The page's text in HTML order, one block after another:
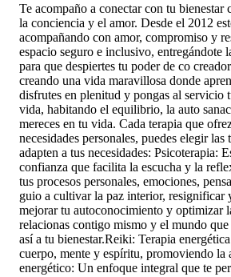
Te acompaño a conectar con tu bienestar
la conciencia y el amor. Desde el 2012
acompañando con amor, compromiso y
espacio seguro e inclusivo, entregándote
para que despiertes tu poder de co
creando una vida maravillosa donde
disfrutes en plenitud y pongas al servicio
vida, habitando el equilibrio, la auto
mereces en tu vida. Cada terapia que
necesidades personales, puedes elegir las
adapten a tus necesidades: Psicoterapia:
confianza que facilita la escucha y la
tus procesos personales, emociones,
guio a cultivar la paz interior, resignificar
mejorar tu autoconocimiento y optimizar
relacionas contigo mismo y el mundo
así a tu bienestar. ​ Reiki: Terapia
cuerpo, mente y espíritu, promoviendo la
energético: Un enfoque integral que te